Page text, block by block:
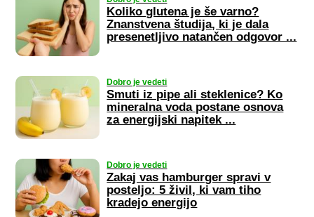
Koliko glutena je še varno?
Znanstvena študija, ki je dala
presenetljivo natančen odgovor ...
Dobro je vedeti
Smuti iz pipe ali steklenice? Ko
mineralna voda postane osnova
za energijski napitek ...
Dobro je vedeti
Zakaj vas hamburger spravi v
posteljo: 5 živil, ki vam tiho
kradejo energijo